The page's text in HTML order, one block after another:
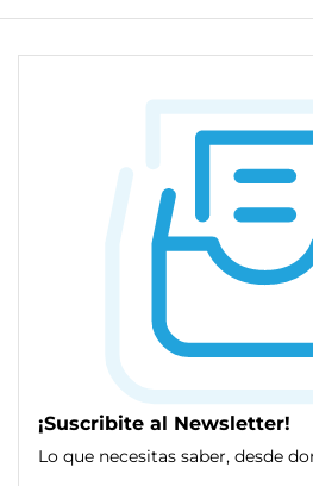
¡Suscribite al Newsletter!
Lo que necesitas saber, desde